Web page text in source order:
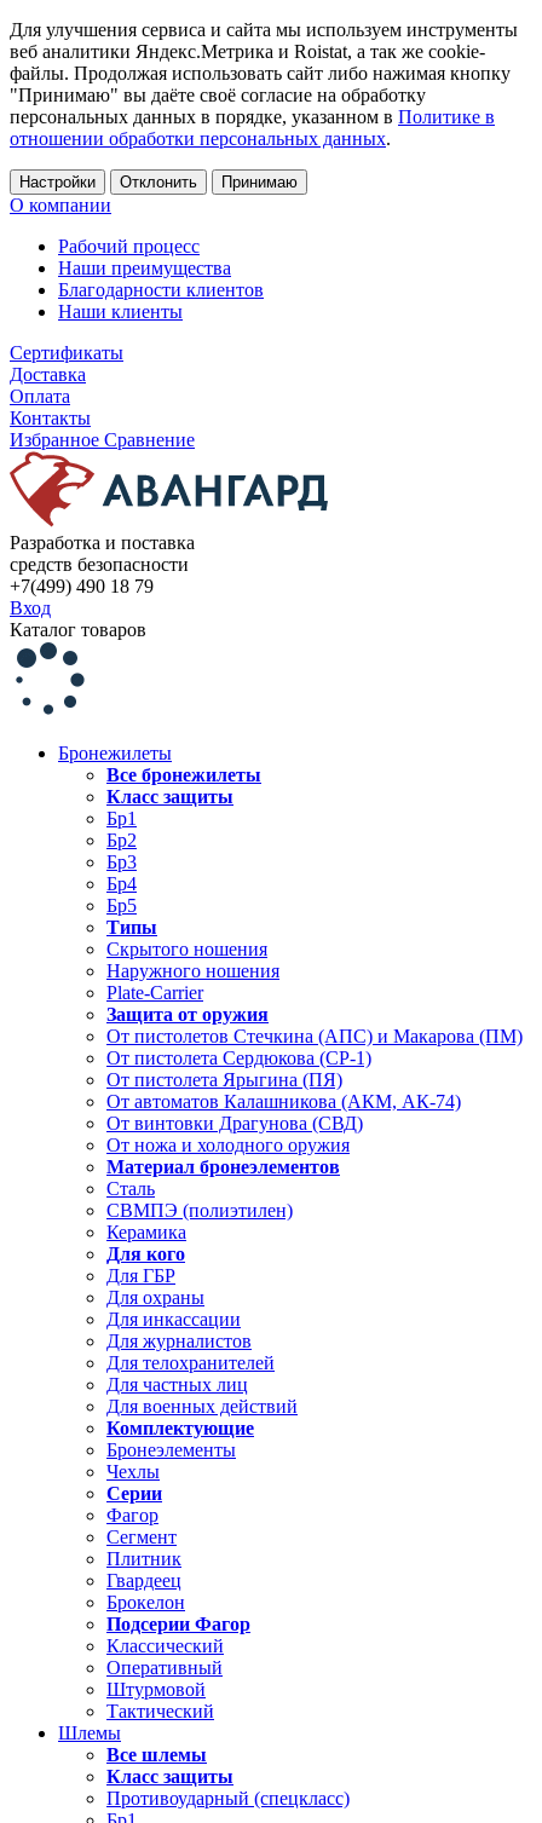
Для улучшения сервиса и сайта мы используем инструменты
веб аналитики Яндекс.Метрика и Roistat, а так же cookie-
файлы. Продолжая использовать сайт либо нажимая кнопку
"Принимаю" вы даёте своё согласие на обработку
персональных данных в порядке, указанном в Политике в
отношении обработки персональных данных.
Настройки Отклонить Принимаю
О компании
Рабочий процесс
Наши преимущества
Благодарности клиентов
Наши клиенты
Сертификаты
Доставка
Оплата
Контакты
Избранное Сравнение
Разработка и поставка
средств безопасности
+7(499) 490 18 79
Вход
Каталог товаров
Бронежилеты
Все бронежилеты
Класс защиты
Бр1
Бр2
Бр3
Бр4
Бр5
Типы
Скрытого ношения
Наружного ношения
Plate-Carrier
Защита от оружия
От пистолетов Стечкина (АПС) и Макарова (ПМ)
От пистолета Сердюкова (СР-1)
От пистолета Ярыгина (ПЯ)
От автоматов Калашникова (АКМ, АК-74)
От винтовки Драгунова (СВД)
От ножа и холодного оружия
Материал бронеэлементов
Сталь
СВМПЭ (полиэтилен)
Керамика
Для кого
Для ГБР
Для охраны
Для инкассации
Для журналистов
Для телохранителей
Для частных лиц
Для военных действий
Комплектующие
Бронеэлементы
Чехлы
Серии
Фагор
Сегмент
Плитник
Гвардеец
Брокелон
Подсерии Фагор
Классический
Оперативный
Штурмовой
Тактический
Шлемы
Все шлемы
Класс защиты
Противоударный (спецкласс)